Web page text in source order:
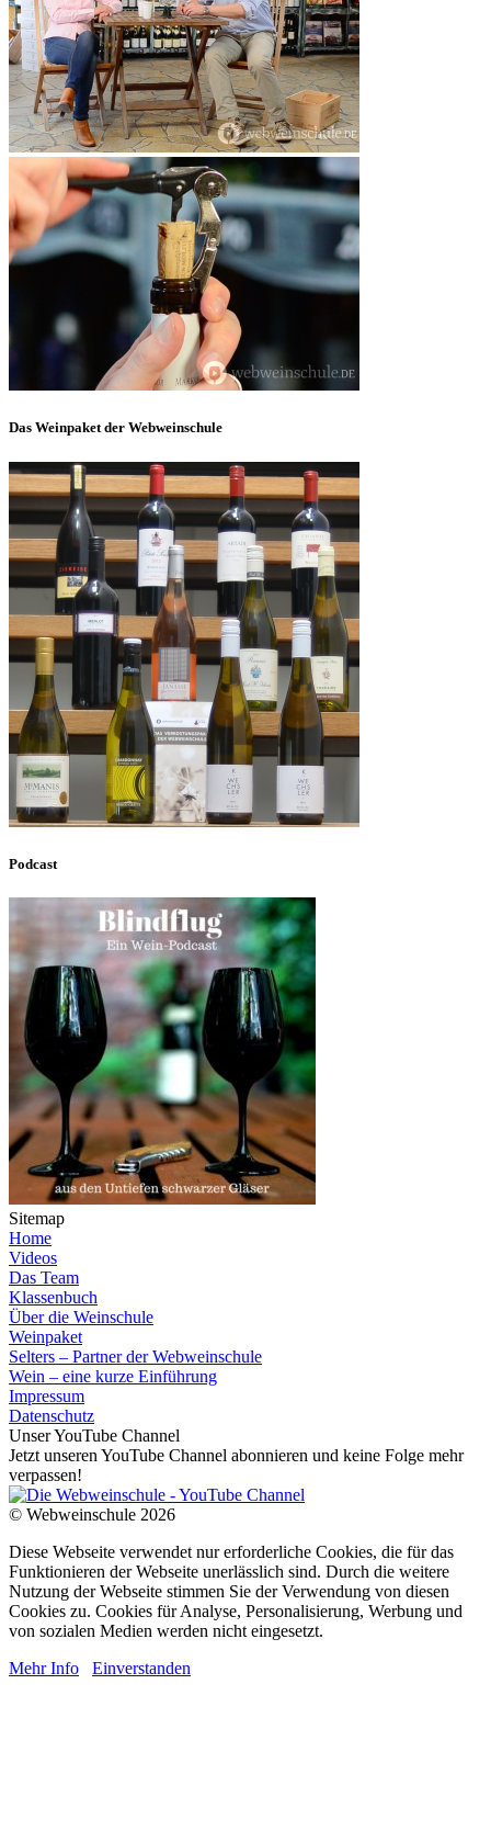
Das Weinpaket der Webweinschule
Podcast
Sitemap
Home
Videos
Das Team
Klassenbuch
Über die Weinschule
Weinpaket
Selters – Partner der Webweinschule
Wein – eine kurze Einführung
Impressum
Datenschutz
Unser YouTube Channel
Jetzt unseren YouTube Channel abonnieren und keine Folge mehr
verpassen!
© Webweinschule 2026
Diese Webseite verwendet nur erforderliche Cookies, die für das
Funktionieren der Webseite unerlässlich sind. Durch die weitere
Nutzung der Webseite stimmen Sie der Verwendung von diesen
Cookies zu. Cookies für Analyse, Personalisierung, Werbung und
von sozialen Medien werden nicht eingesetzt.
Mehr Info
Einverstanden